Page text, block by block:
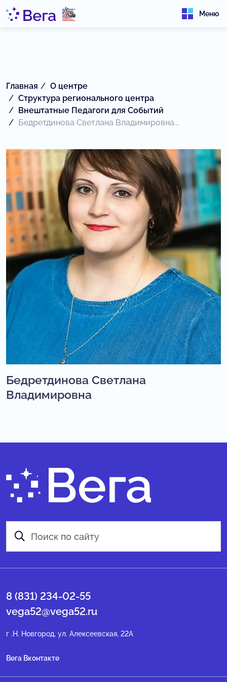
Меню
Главная
О центре
Структура регионального центра
Внештатные Педагоги для Событий
Бедретдинова Светлана Владимировна...
Бедретдинова Светлана
Владимировна
8 (831) 234-02-55
vega52@vega52.ru
г .Н. Новгород, ул. Алексеевская, 22А
Вега Вконтакте